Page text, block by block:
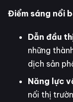
Điểm sáng nổi
Dẫn đầu
những
dịch sản
Năng lực
nối thị